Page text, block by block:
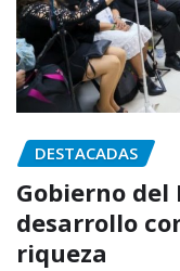
DESTACADAS
Gobierno del
desarrollo
riqueza